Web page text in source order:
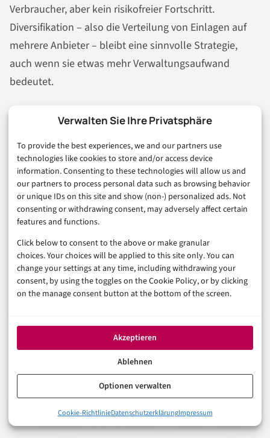
Verwalten Sie Ihre Privatsphäre
To provide the best experiences, we and our partners use
technologies like cookies to store and/or access device
information. Consenting to these technologies will allow us and
our partners to process personal data such as browsing behavior
or unique IDs on this site and show (non-) personalized ads. Not
consenting or withdrawing consent, may adversely affect certain
features and functions.
Click below to consent to the above or make granular
choices. Your choices will be applied to this site only. You can
change your settings at any time, including withdrawing your
consent, by using the toggles on the Cookie Policy, or by clicking
on the manage consent button at the bottom of the screen.
Akzeptieren
Ablehnen
Optionen verwalten
Cookie-RichtlinieDatenschutzerklärungImpressum
Verbraucher, aber kein risikofreier Fortschritt.
Diversifikation – also die Verteilung von Einlagen auf
mehrere Anbieter – bleibt eine sinnvolle Strategie,
auch wenn sie etwas mehr Verwaltungsaufwand
bedeutet.
Was bleibt: Die richtigen
Fragen stellen
Die FinTech-Branche definiert das Zinsgeschäft neu –
das ist keine Übertreibung, sondern belegbare Realität.
Deutschland, Open Finance, Echtzeitzahlungen, KI-
gestützte Bonitätsprüfungen: Das verändert, wer
welche Konditionen zu welchem Preis bekommt. Der
2024 auf prognostizierte 31.922 Milliarden US-Dollar
bis 2033 – ein CAGR von 13,9 Prozent. Das ist
strukturelles Wachstum, kein Hype.
Was bleibt, ist die entscheidende Frage: Sind Sie bereit,
Ihre Finanzdaten aktiv zu steuern – welcher Anbieter
Der Zinsvergleich: Was FinTechs konkret bieten – und was